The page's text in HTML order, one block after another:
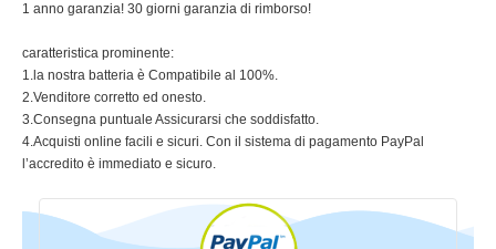
1 anno garanzia! 30 giorni garanzia di rimborso!
caratteristica prominente:
1.la nostra batteria è Compatibile al 100%.
2.Venditore corretto ed onesto.
3.Consegna puntuale Assicurarsi che soddisfatto.
4.Acquisti online facili e sicuri. Con il sistema di pagamento PayPal
l’accredito è immediato e sicuro.